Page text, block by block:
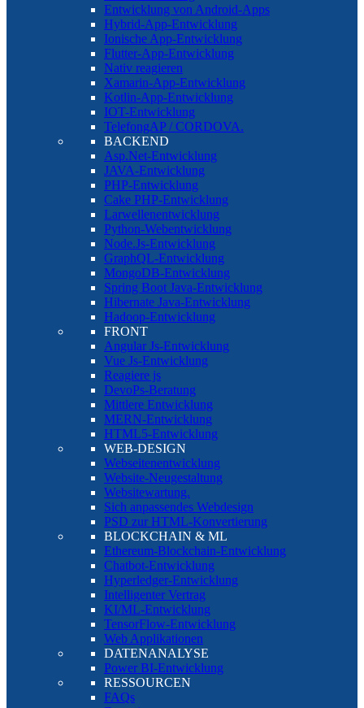
Entwicklung von Android-Apps
Hybrid-App-Entwicklung
Ionische App-Entwicklung
Flutter-App-Entwicklung
Nativ reagieren
Xamarin-App-Entwicklung
Kotlin-App-Entwicklung
IOT-Entwicklung
TelefongAP / CORDOVA.
BACKEND
Asp.Net-Entwicklung
JAVA-Entwicklung
PHP-Entwicklung
Cake PHP-Entwicklung
Larwellenentwicklung
Python-Webentwicklung
Node.Js-Entwicklung
GraphQL-Entwicklung
MongoDB-Entwicklung
Spring Boot Java-Entwicklung
Hibernate Java-Entwicklung
Hadoop-Entwicklung
FRONT
Angular Js-Entwicklung
Vue Js-Entwicklung
Reagiere js
DevoPs-Beratung
Mittlere Entwicklung
MERN-Entwicklung
HTML5-Entwicklung
WEB-DESIGN
Webseitenentwicklung
Website-Neugestaltung
Websitewartung.
Sich anpassendes Webdesign
PSD zur HTML-Konvertierung
BLOCKCHAIN & ML
Ethereum-Blockchain-Entwicklung
Chatbot-Entwicklung
Hyperledger-Entwicklung
Intelligenter Vertrag
KI/ML-Entwicklung
TensorFlow-Entwicklung
Web Applikationen
DATENANALYSE
Power BI-Entwicklung
RESSOURCEN
FAQs